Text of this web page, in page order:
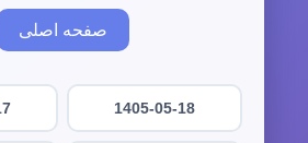
صفحه اصلی
1405-05-18